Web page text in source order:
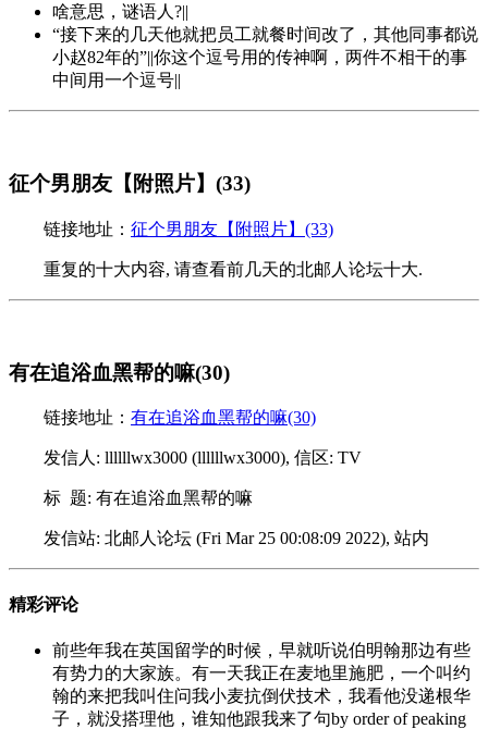
啥意思，谜语人?||
“接下来的几天他就把员工就餐时间改了，其他同事都说
小赵82年的”||你这个逗号用的传神啊，两件不相干的事
中间用一个逗号||
征个男朋友【附照片】(33)
链接地址： 征个男朋友【附照片】(33)
重复的十大内容, 请查看前几天的北邮人论坛十大.
有在追浴血黑帮的嘛(30)
链接地址： 有在追浴血黑帮的嘛(30)
发信人: llllllwx3000 (llllllwx3000), 信区: TV
标 题: 有在追浴血黑帮的嘛
发信站: 北邮人论坛 (Fri Mar 25 00:08:09 2022), 站内
精彩评论
前些年我在英国留学的时候，早就听说伯明翰那边有些
有势力的大家族。有一天我正在麦地里施肥，一个叫约
翰的来把我叫住问我小麦抗倒伏技术，我看他没递根华
子，就没搭理他，谁知他跟我来了句by order of peaking